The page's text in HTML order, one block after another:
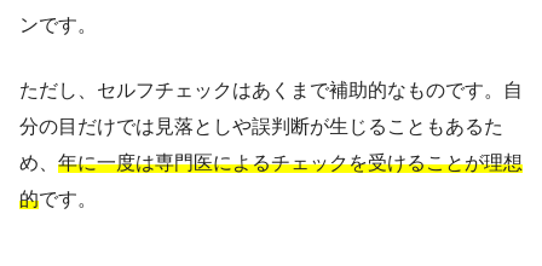
ンです。
ただし、セルフチェックはあくまで補助的なものです。自
分の目だけでは見落としや誤判断が生じることもあるた
め、 年に一度は専門医によるチェックを受けることが理想
的です。